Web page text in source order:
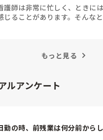
護師は非常に忙しく、ときに
じることがあります。そんな
もっと見る
ルアンケート
勤の時、前残業は何分前から